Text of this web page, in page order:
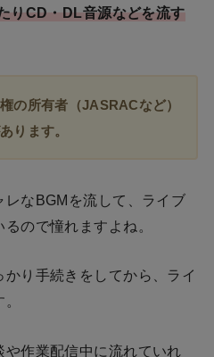
りCD・DL音源などを流す
の所有者（JASRACなど）
ります。
なBGMを流して、ライブ
ので憧れますよね。
かり手続きをしてから、ライ
作業配信中に流れていれ